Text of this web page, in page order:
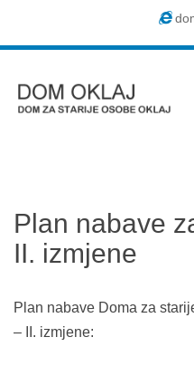
Plan nabave
II. izmjene
Plan nabave Doma za
– II. izmjene: